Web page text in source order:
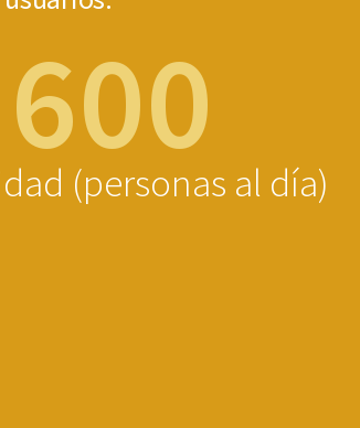
(personas al día)
600